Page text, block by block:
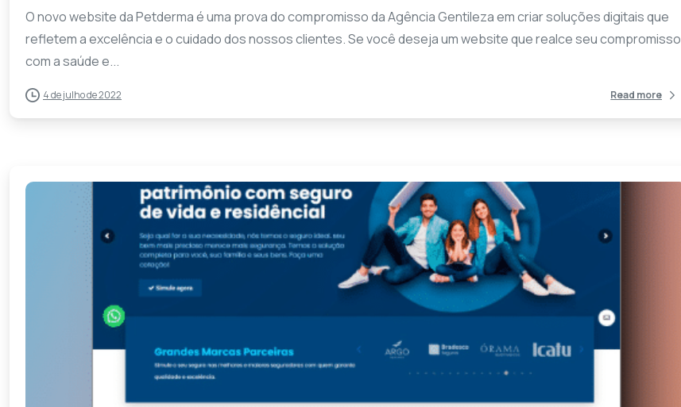
O novo website da Petderma é uma prova do compromisso da Agência Gentileza em criar soluções digitais que
refletem a excelência e o cuidado dos nossos clientes. Se você deseja um website que realce seu compromisso
com a saúde e...
4 de julho de 2022 Read more